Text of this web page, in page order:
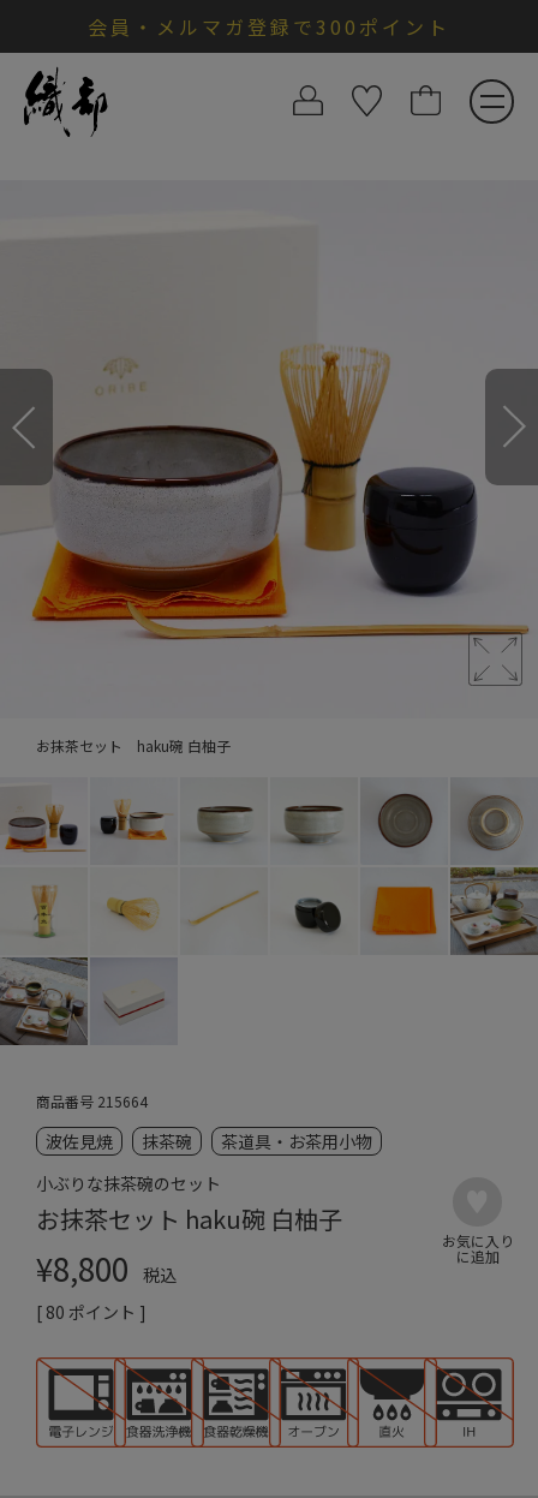
会員・メルマガ登録で300ポイント
お抹茶セット haku碗 白柚子
商品番号 215664
波佐見焼 抹茶碗
茶道具・お茶用小物
小ぶりな抹茶碗のセット
お抹茶セット haku碗 白柚子
¥8,800
税込
[ 80 ポイント ]